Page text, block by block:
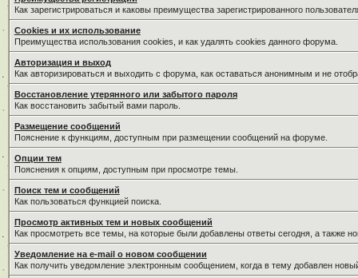
Как зарегистрироваться и каковы преимущества зарегистрированного
Cookies и их использование
Преимущества использования cookies, и как удалять cookies данного форума.
Авторизация и выход
Как авторизироваться и выходить с форума, как оставаться анонимным и не
Восстановление утерянного или забытого пароля
Как восстановить забытый вами пароль.
Размещение сообщений
Пояснение к функциям, доступным при размещении сообщений на форуме.
Опции тем
Пояснения к опциям, доступным при просмотре темы.
Поиск тем и сообщений
Как пользоваться функцией поиска.
Просмотр активных тем и новых сообщений
Как просмотреть все темы, на которые были добавлены ответы сегодня, а также
Уведомление на е-mail о новом сообщении
Как получить уведомление электронным сообщением, когда в тему добавлен